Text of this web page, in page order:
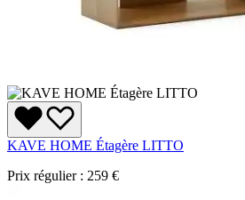
KAVE HOME Étagère LITTO
Prix régulier : 259 €